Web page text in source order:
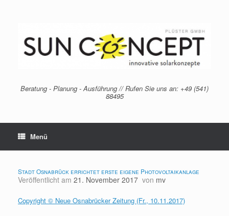
Beratung - Planung - Ausführung // Rufen Sie uns an: +49 (541)
88495
Menü
Stadt Osnabrück errichtet erste eigene Photovoltaikanlage
Veröffentlicht am 21. November 2017 von mv
Copyright © Neue Osnabrücker Zeitung (Fr., 10.11.2017)